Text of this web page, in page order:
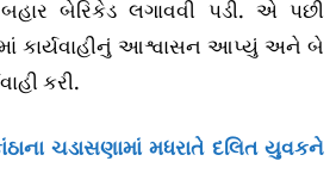
બેરિકેડ લગાવવી પડી. એ પછી
કાર્યવાહીનું આશ્વાસન આપ્યું અને બે
કરી.
ચડાસણામાં મધરાતે દલિત યુવકને